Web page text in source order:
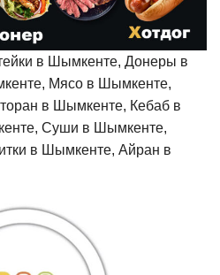
в Шымкенте, Донеры в
Мясо в Шымкенте,
в Шымкенте, Кебаб в
Суши в Шымкенте,
в Шымкенте, Айран в